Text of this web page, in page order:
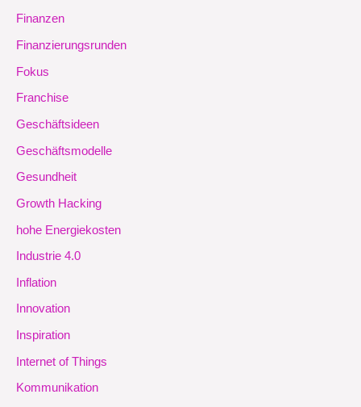
Finanzen
Finanzierungsrunden
Fokus
Franchise
Geschäftsideen
Geschäftsmodelle
Gesundheit
Growth Hacking
hohe Energiekosten
Industrie 4.0
Inflation
Innovation
Inspiration
Internet of Things
Kommunikation